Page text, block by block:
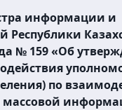
информации и
№ 159 «Об
по
массовой